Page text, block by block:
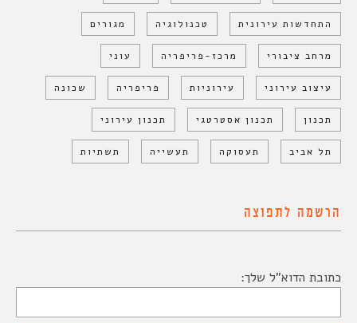
התחדשות עירונית טכנולוגיה מגורים
מרחב ציבורי מרכז-פריפריה עוני
עיצוב עירוני עירוניות פריפריה שכונה
תכנון תכנון אסטרטגי תכנון עירוני
תל אביב תעסוקה תעשייה תשתיות
הרשמה לתפוצה
כתובת הדוא"ל שלך: